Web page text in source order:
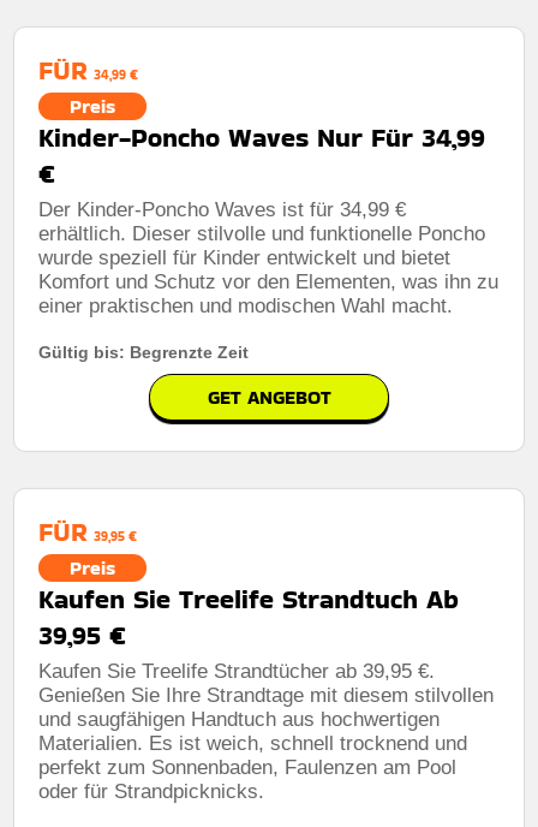
FÜR 34,99 €
Preis
Kinder-Poncho Waves Nur Für 34,99
€
Der Kinder-Poncho Waves ist für 34,99 €
erhältlich. Dieser stilvolle und funktionelle Poncho
wurde speziell für Kinder entwickelt und bietet
Komfort und Schutz vor den Elementen, was ihn zu
einer praktischen und modischen Wahl macht.
Gültig bis: Begrenzte Zeit
GET ANGEBOT
FÜR 39,95 €
Preis
Kaufen Sie Treelife Strandtuch Ab
39,95 €
Kaufen Sie Treelife Strandtücher ab 39,95 €.
Genießen Sie Ihre Strandtage mit diesem stilvollen
und saugfähigen Handtuch aus hochwertigen
Materialien. Es ist weich, schnell trocknend und
perfekt zum Sonnenbaden, Faulenzen am Pool
oder für Strandpicknicks.